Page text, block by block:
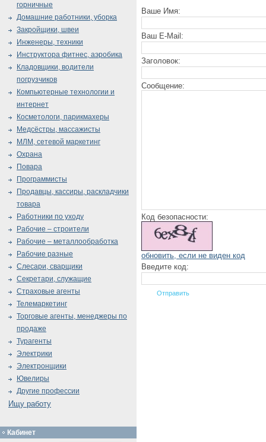
Ваше Имя:
Ваш E-Mail:
Заголовок:
Сообщение:
Код безопасности:
обновить, если не виден код
Введите код:
горничные
Домашние работники, уборка
Закройщики, швеи
Инженеры, техники
Инструктора фитнес, аэробика
Кладовщики, водители
погрузчиков
Компьютерные технологии и
интернет
Косметологи, парикмахеры
Медсёстры, массажисты
МЛМ, сетевой маркетинг
Охрана
Повара
Программисты
Продавцы, кассиры, раскладчики
товара
Работники по уходу
Рабочие – строители
Рабочие – металлообработка
Рабочие разные
Слесари, сварщики
Секретари, служащие
Страховые агенты
Телемаркетинг
Торговые агенты, менеджеры по
продаже
Турагенты
Электрики
Электронщики
Ювелиры
Другие профессии
Ищу работу
Кабинет